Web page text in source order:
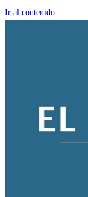
Ir al contenido